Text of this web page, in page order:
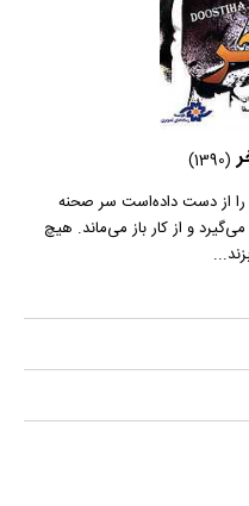
(1390)
از دست داده‌است سر صحنه
و از کار باز می‌ماند. هیچ